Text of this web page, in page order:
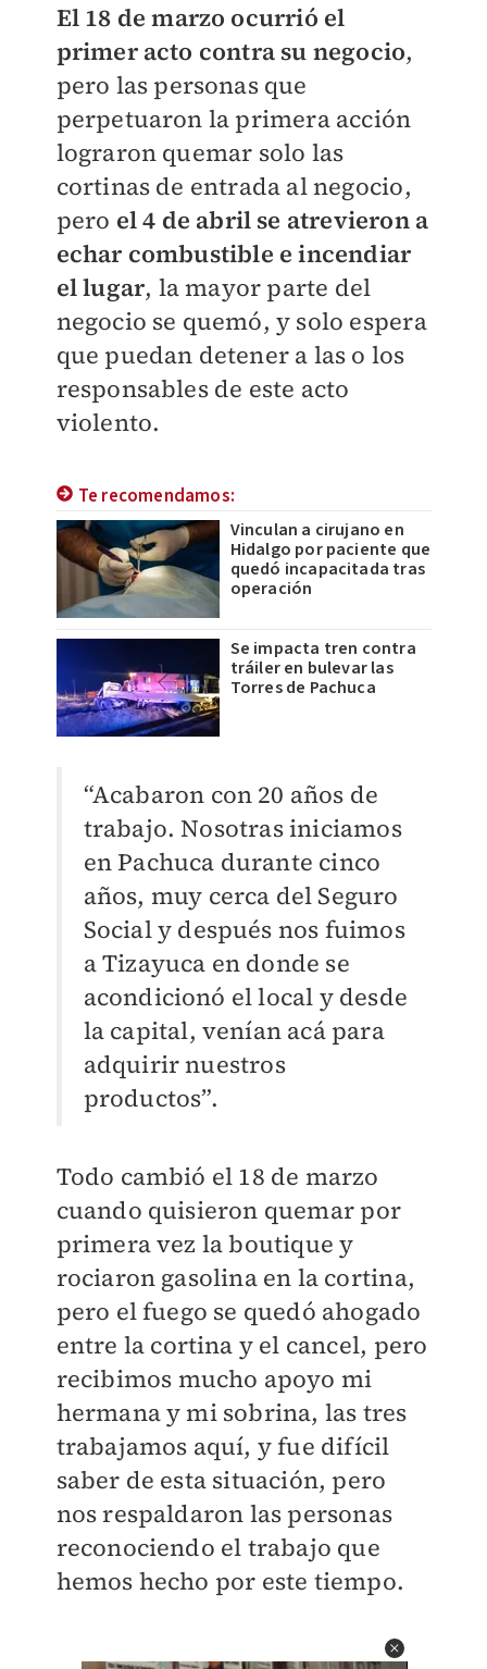
El 18 de marzo ocurrió el
primer acto contra su negocio,
pero las personas que
perpetuaron la primera acción
lograron quemar solo las
cortinas de entrada al negocio,
pero el 4 de abril se atrevieron a
echar combustible e incendiar
el lugar, la mayor parte del
negocio se quemó, y solo espera
que puedan detener a las o los
responsables de este acto
violento.
Te recomendamos:
Vinculan a cirujano en
Hidalgo por paciente que
quedó incapacitada tras
operación
Se impacta tren contra
tráiler en bulevar las
Torres de Pachuca
“Acabaron con 20 años de
trabajo. Nosotras iniciamos
en Pachuca durante cinco
años, muy cerca del Seguro
Social y después nos fuimos
a Tizayuca en donde se
acondicionó el local y desde
la capital, venían acá para
adquirir nuestros
productos”.
Todo cambió el 18 de marzo
cuando quisieron quemar por
primera vez la boutique y
rociaron gasolina en la cortina,
pero el fuego se quedó ahogado
entre la cortina y el cancel, pero
recibimos mucho apoyo mi
hermana y mi sobrina, las tres
trabajamos aquí, y fue difícil
saber de esta situación, pero
nos respaldaron las personas
reconociendo el trabajo que
hemos hecho por este tiempo.